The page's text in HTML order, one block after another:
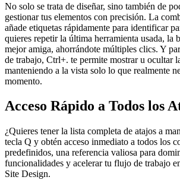
No solo se trata de diseñar, sino también de
gestionar tus elementos con precisión. La
añade etiquetas rápidamente para identificar
quieres repetir la última herramienta usada, la
mejor amiga, ahorrándote múltiples clics. Y
de trabajo, Ctrl+. te permite mostrar u ocultar
manteniendo a la vista solo lo que realmente
momento.
Acceso Rápido a Todos los
¿Quieres tener la lista completa de atajos a
tecla Q y obtén acceso inmediato a todos los
predefinidos, una referencia valiosa para
funcionalidades y acelerar tu flujo de trabajo
Site Design.